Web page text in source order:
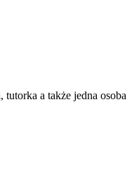
a także jedna osoba